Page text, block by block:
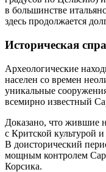
в большинстве
здесь продолжается
Историческая
Археологические
населен со времен
уникальные
всемирно известный
Доказано, что жившие
с Критской культурой
В доисторический
мощным контролем
Корсика.